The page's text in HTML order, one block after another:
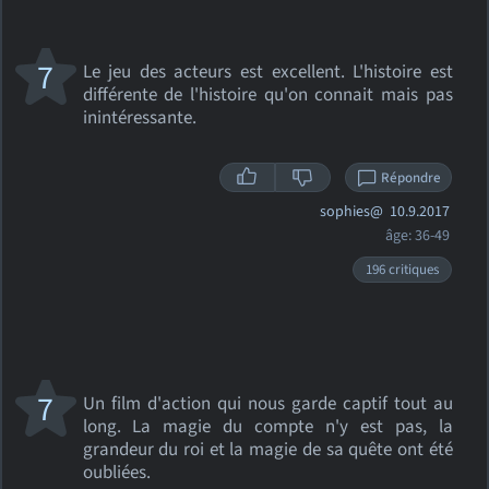
Le jeu des acteurs est excellent. L'histoire est
différente de l'histoire qu'on connait mais pas
inintéressante.
7
Répondre
sophies@ 10.9.2017
âge: 36-49
196 critiques
Un film d'action qui nous garde captif tout au
long. La magie du compte n'y est pas, la
grandeur du roi et la magie de sa quête ont été
oubliées.
7